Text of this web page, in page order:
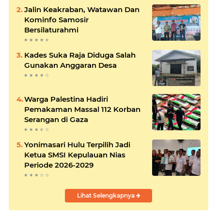
Jalin Keakraban, Watawan Dan
Kominfo Samosir
Bersilaturahmi
Kades Suka Raja Diduga Salah
Gunakan Anggaran Desa
Warga Palestina Hadiri
Pemakaman Massal 112 Korban
Serangan di Gaza
Yonimasari Hulu Terpilih Jadi
Ketua SMSI Kepulauan Nias
Periode 2026-2029
Lihat Selengkapnya